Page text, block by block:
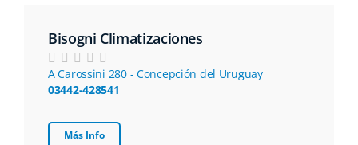
Bisogni Climatizaciones
A Carossini 280 - Concepción del Uruguay
03442-428541
Más Info